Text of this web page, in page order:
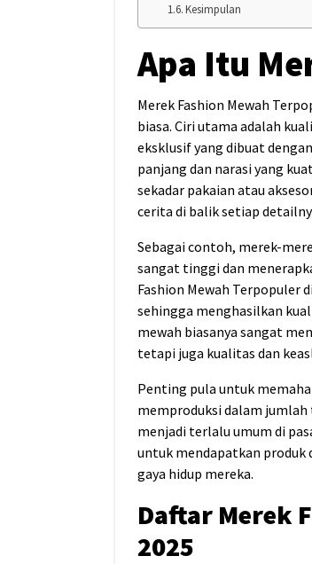
Kesimpulan
Apa Itu
Merek Fashion Mewah
biasa. Ciri utama adalah
eksklusif yang dibuat
panjang dan narasi yang
sekadar pakaian atau
cerita di balik setiap
Sebagai contoh, merek-
sangat tinggi dan
Fashion Mewah Terpopuler
sehingga menghasilkan
mewah biasanya sangat
tetapi juga kualitas dan
Penting pula untuk
memproduksi dalam
menjadi terlalu umum di
untuk mendapatkan produk
gaya hidup mereka.
Daftar Merek
2025